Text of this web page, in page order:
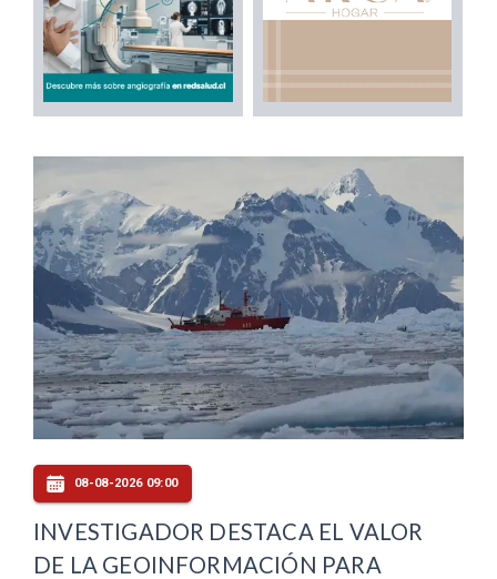
08-08-2026 09:00
INVESTIGADOR DESTACA EL VALOR
DE LA GEOINFORMACIÓN PARA